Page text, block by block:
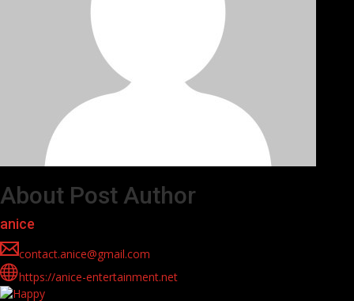
About Post Author
anice
contact.anice@gmail.com
https://anice-entertainment.net